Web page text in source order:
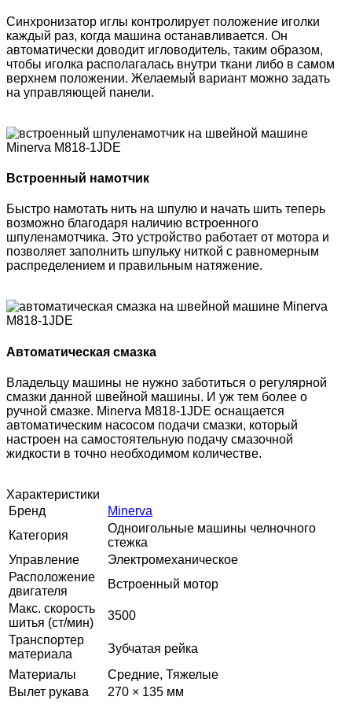
Синхронизатор иглы контролирует положение иголки
каждый раз, когда машина останавливается. Он
автоматически доводит игловодитель, таким образом,
чтобы иголка располагалась внутри ткани либо в самом
верхнем положении. Желаемый вариант можно задать
на управляющей панели.
Встроенный намотчик
Быстро намотать нить на шпулю и начать шить теперь
возможно благодаря наличию встроенного
шпуленамотчика. Это устройство работает от мотора и
позволяет заполнить шпульку ниткой с равномерным
распределением и правильным натяжение.
Автоматическая смазка
Владельцу машины не нужно заботиться о регулярной
смазки данной швейной машины. И уж тем более о
ручной смазке. Minerva M818-1JDE оснащается
автоматическим насосом подачи смазки, который
настроен на самостоятельную подачу смазочной
жидкости в точно необходимом количестве.
Характеристики
Бренд
Minerva
Категория
Одноигольные машины челночного
стежка
Управление
Электромеханическое
Расположение
двигателя
Встроенный мотор
Макс. скорость
шитья (ст/мин)
3500
Транспортер
материала
Зубчатая рейка
Материалы
Средние, Тяжелые
Вылет рукава
270 × 135 мм